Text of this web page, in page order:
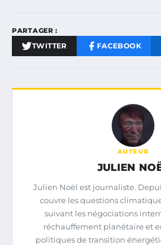
PARTAGER :
TWITTER FACEBOOK
AUTEUR
JULIEN
Julien Noël est journaliste.
couvre les questions
suivant les négociations
réchauffement planétaire et
politiques de transition